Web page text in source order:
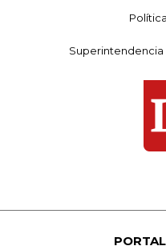
Superintendencia